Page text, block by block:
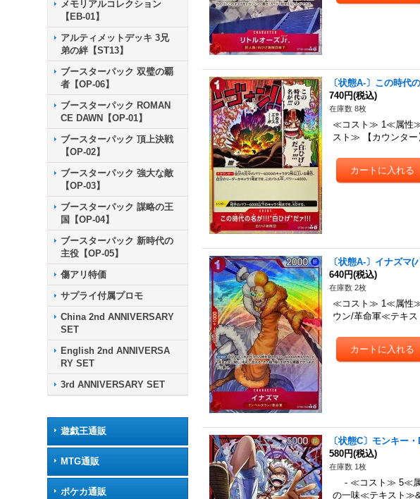
メモリアルコレクション
【EB-01】
アルティメットデッキ 3兄
弟の絆【ST13】
ブースターパック 双璧の覇
者【OP-06】
ブースターパック ROMAN
CE DAWN【OP-01】
ブースターパック 頂上決戦
【OP-02】
ブースターパック 強大な敵
【OP-03】
ブースターパック 謀略の王
国【OP-04】
ブースターパック 新時代の
主役【OP-05】
傷アリ特価
サプライ付属プロモ
China 2nd ANNIVERSARY
SET
English 2nd ANNIVERSA
RY SET
3rd ANNIVERSARY SET
遊戯王通販
MTG通販
ポケカ通販
〔状態A-〕この時
740円(税込)
在庫数 8枚
≪コスト≫ 1≪属性
スト≫ 【カウンタ
〔状態A-〕イナズマ
640円(税込)
在庫数 2枚
≪コスト≫ 1≪属性
ウン/革命軍≪テキ
〔状態C〕モンキー
580円(税込)
在庫数 1枚
- ≪コスト≫ 5≪属
の一味≪テキスト